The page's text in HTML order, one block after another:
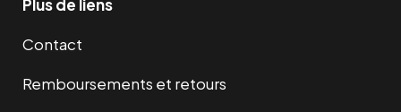
Plus de liens
Contact
Remboursements et retours